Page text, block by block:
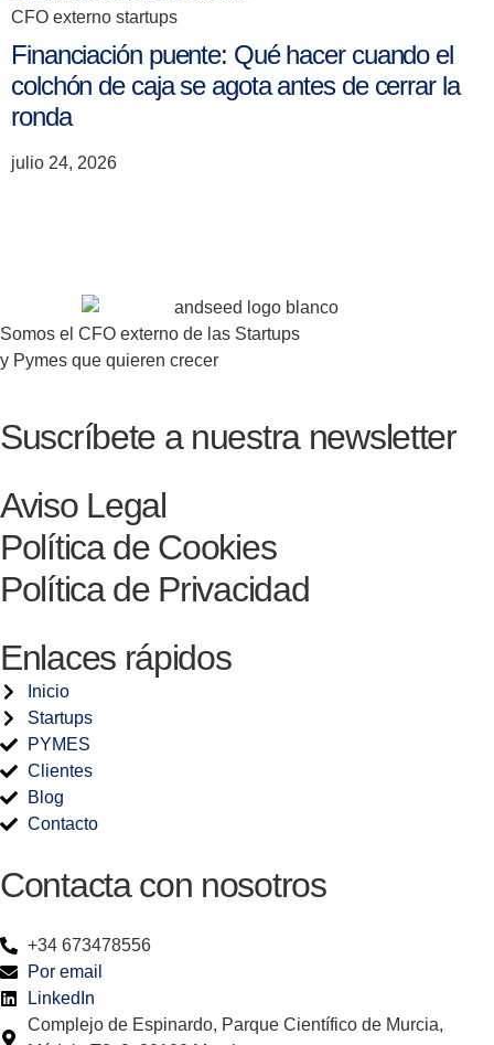
CFO externo startups
Financiación puente: Qué hacer cuando el
colchón de caja se agota antes de cerrar la
ronda
julio 24, 2026
Somos el CFO externo de las Startups
y Pymes que quieren crecer
Suscríbete a nuestra newsletter
Aviso Legal
Política de Cookies
Política de Privacidad
Enlaces rápidos
Inicio
Startups
PYMES
Clientes
Blog
Contacto
Contacta con nosotros
+34 673478556
Por email
LinkedIn
Complejo de Espinardo, Parque Científico de Murcia,